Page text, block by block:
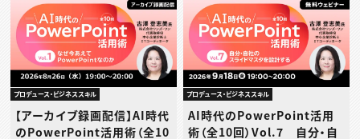
プロデュース・ビジネススキル
【アーカイブ録画配信】AI時代
のPowerPoint活用術（全10
プロデュース・ビジネススキル
AI時代のPowerPoint活用
術（全10回）Vol.7 自分・自